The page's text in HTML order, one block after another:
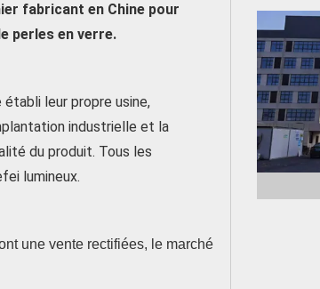
fabricant en Chine pour
perles en verre.
établi leur propre usine,
industrielle et la
du produit. Tous les
lumineux.
une vente rectifiées, le marché